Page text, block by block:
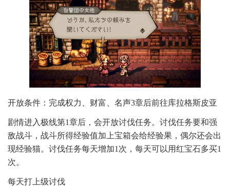
开放条件：完成权力、财富、名声3章后前往库拉格斯皮亚
剧情进入极线第1章后，会开放讨伐任务。讨伐任务要和强
敌战斗，战斗所得经验值加上宝箱会给经验果，偶尔还会出
现经验猫。讨伐任务每天增加1次，每天可以用红宝石多买1
次。
每天打上级讨伐